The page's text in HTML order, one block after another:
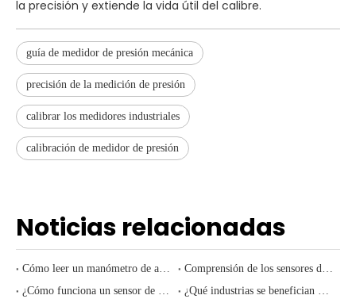
la precisión y extiende la vida útil del calibre.
guía de medidor de presión mecánica
precisión de la medición de presión
calibrar los medidores industriales
calibración de medidor de presión
Noticias relacionadas